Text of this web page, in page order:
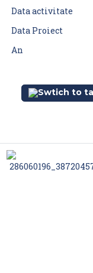
Data activitate
Data Proiect
An